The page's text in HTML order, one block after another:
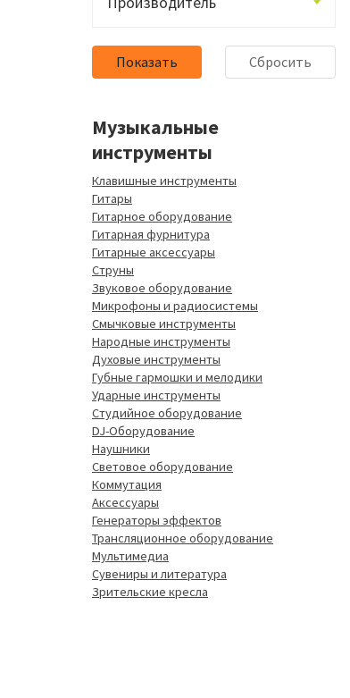
Музыкальные
инструменты
Клавишные инструменты
Гитары
Гитарное оборудование
Гитарная фурнитура
Гитарные аксессуары
Струны
Звуковое оборудование
Микрофоны и радиосистемы
Смычковые инструменты
Народные инструменты
Духовые инструменты
Губные гармошки и мелодики
Ударные инструменты
Студийное оборудование
DJ-Оборудование
Наушники
Световое оборудование
Коммутация
Аксессуары
Генераторы эффектов
Трансляционное оборудование
Мультимедиа
Сувениры и литература
Зрительские кресла